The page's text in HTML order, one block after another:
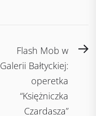
Flash Mob w
Galerii Bałtyckiej:
operetka
“Księżniczka
Czardasza”